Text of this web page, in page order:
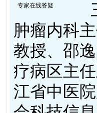
专家在线答疑
三
肿瘤内科
教授、邵
疗病区主
江省中医